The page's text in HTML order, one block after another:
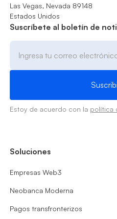
Las Vegas, Nevada 89148
Estados Unidos
Suscríbete al boletín de
Estoy de acuerdo con la política
Soluciones
Empresas Web3
Neobanca Moderna
Pagos transfronterizos